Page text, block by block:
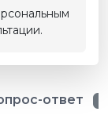
ответ